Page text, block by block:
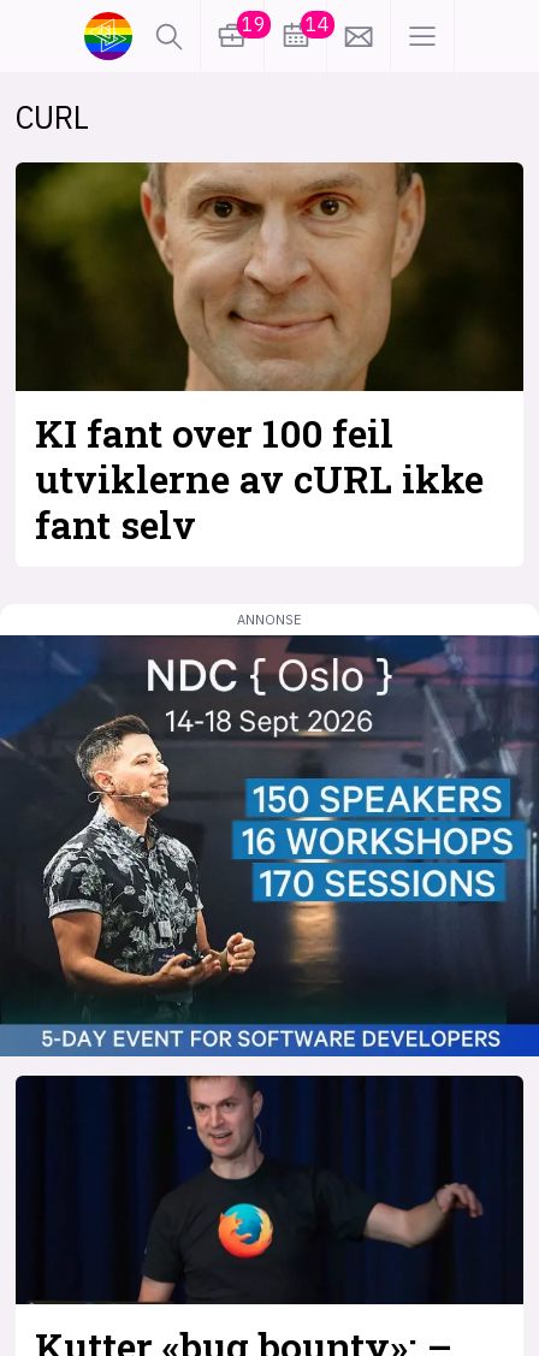
19 14
CURL
KI fant over 100 feil
utviklerne av cURL ikke
fant selv
karriere
meninger
utdanning sikkerhet
backend
apputvikling
tilgjengelighet
ukas koder
inn/ut
mørk modus
nyhetsbrev
kode24-klubben
LinkedIn
Bluesky
Facebook
annonsepriser
annonseguide
suksesshistorier
Bli firmapartner